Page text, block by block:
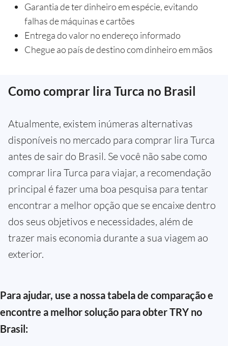
Garantia de ter dinheiro em espécie, evitando
falhas de máquinas e cartões
Entrega do valor no endereço informado
Chegue ao país de destino com dinheiro em mãos
Como comprar lira Turca no Brasil
Atualmente, existem inúmeras alternativas
disponíveis no mercado para comprar lira Turca
antes de sair do Brasil. Se você não sabe como
comprar lira Turca para viajar, a recomendação
principal é fazer uma boa pesquisa para tentar
encontrar a melhor opção que se encaixe dentro
dos seus objetivos e necessidades, além de
trazer mais economia durante a sua viagem ao
exterior.
Para ajudar, use a nossa tabela de comparação e
encontre a melhor solução para obter TRY no
Brasil: